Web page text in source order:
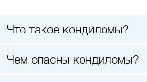
Что такое кондиломы?
Чем опасны кондиломы?